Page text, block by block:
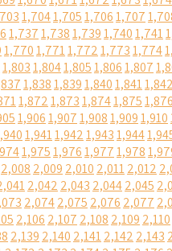
1,7041,7051,7061,707
1,7371,7381,7391,7401,741
1,7701,7711,7721,7731,774
1,8031,8041,8051,8061,807
1,8381,8391,8401,8411,842
1,8721,8731,8741,8751,876
1,9061,9071,9081,9091,910
1,9411,9421,9431,944
1,9751,9761,9771,978
2,008 2,009 2,010 2,0112,012
2,042 2,043 2,0442,045
2,0742,075 2,076 2,077
2,106 2,107 2,108 2,109 2,110
2,139 2,140 2,1412,142 2,143